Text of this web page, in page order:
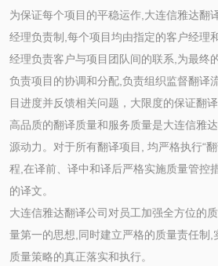
为保证每个项目的平稳运作,大连信雅达翻
经理负责制,每个项目均由指定的客户经理
经理负责客户与项目团队间的联系,为最终
负责项目的协调和分配,负责组织监督翻译
目进度并反馈相关问题，大限度的保证翻译
高品质的翻译质量和服务质量是大连信雅
源动力。对于所有翻译项目
均严格执行“
程 在译前、译中和译后严格实施质量管控
的译文。
大连信雅达翻译公司对员工加强全方位的
量第一的思想 同时建立严格的质量责任制
质量策略的真正落实和执行。